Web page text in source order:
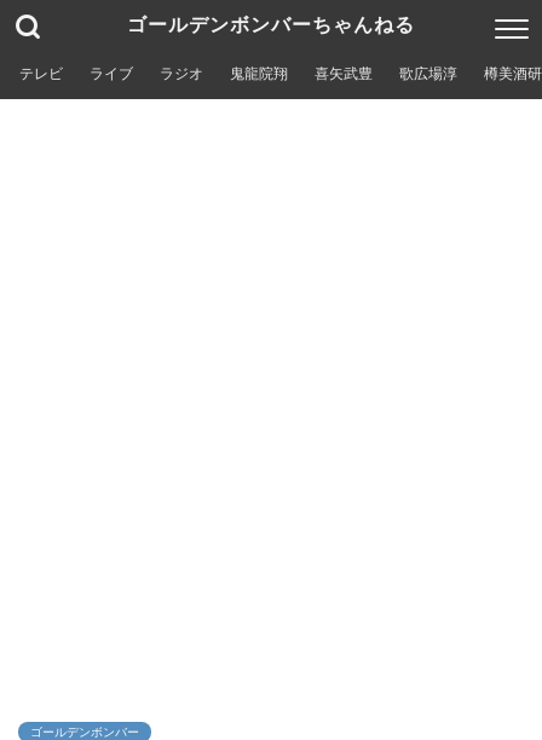
ゴールデンボンバーちゃんねる
テレビ ライブ ラジオ 鬼龍院翔 喜矢武豊 歌広場淳 樽美酒
ゴールデンボンバー